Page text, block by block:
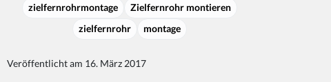
zielfernrohrmontage
Zielfernrohr montieren
zielfernrohr
montage
Veröffentlicht am 16. März 2017